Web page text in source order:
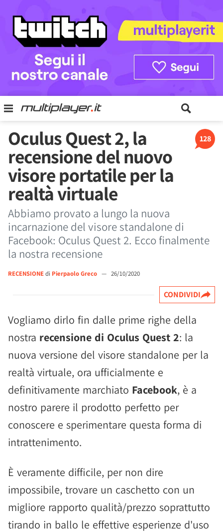
128
Oculus Quest 2, la
recensione del nuovo
visore portatile per la
realtà virtuale
Abbiamo provato a lungo la nuova
incarnazione del visore standalone di
Facebook: Oculus Quest 2. Ecco finalmente
la nostra recensione
RECENSIONEdi Pierpaolo Greco — 26/10/2020
CONDIVIDI
Vogliamo dirlo fin dalle prime righe della
nostra recensione di Oculus Quest 2: la
nuova versione del visore standalone per la
realtà virtuale, ora ufficialmente e
definitivamente marchiato Facebook, è a
nostro parere il prodotto perfetto per
conoscere e sperimentare questa forma di
intrattenimento.
È veramente difficile, per non dire
impossibile, trovare un caschetto con un
migliore rapporto qualità/prezzo soprattutto
tirando in ballo le effettive esperienze d'uso